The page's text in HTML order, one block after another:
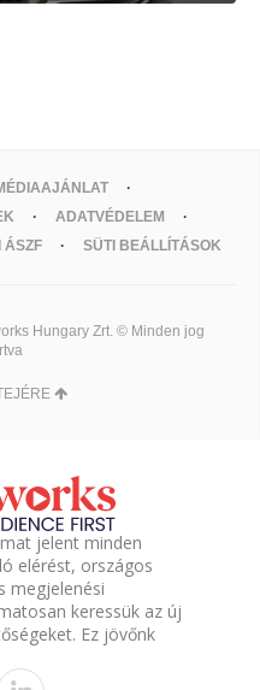
ADATVÉDELEM
ÁSZF SÜTI BEÁLLÍTÁSOK
Hungary Zrt. © Minden jog
jelent minden
elérést, országos
megjelenési
keressük az új
Ez jövőnk